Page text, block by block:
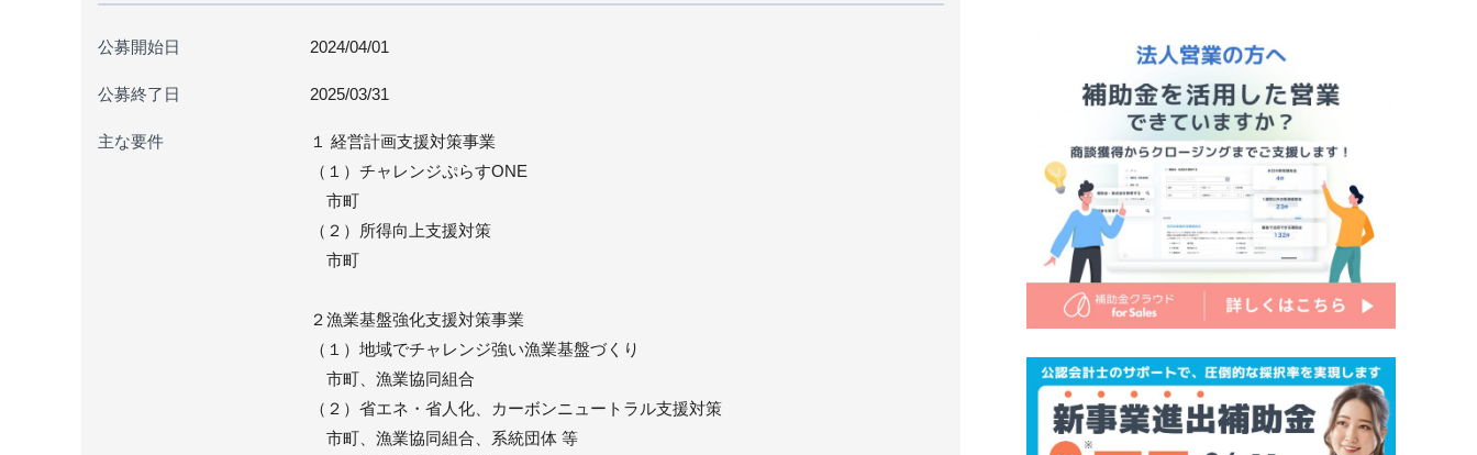
公募開始日 2024/04/01
公募終了日 2025/03/31
主な要件
１ 経営計画支援対策事業
（１）チャレンジぷらすONE
市町
（２）所得向上支援対策
市町
２漁業基盤強化支援対策事業
（１）地域でチャレンジ強い漁業基盤づくり
市町、漁業協同組合
（２）省エネ・省人化、カーボンニュートラル支援対策
市町、漁業協同組合、系統団体 等